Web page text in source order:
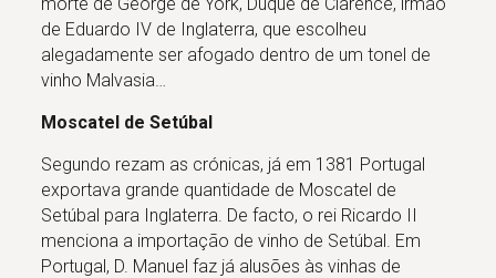
de Eduardo IV de Inglaterra, que escolheu
alegadamente ser afogado dentro de um tonel de
vinho Malvasia…
Moscatel de Setúbal
Segundo rezam as crónicas, já em 1381 Portugal
exportava grande quantidade de Moscatel de
Setúbal para Inglaterra. De facto, o rei Ricardo II
menciona a importação de vinho de Setúbal. Em
Portugal, D. Manuel faz já alusões às vinhas de